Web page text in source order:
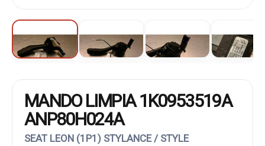
MANDO LIMPIA 1K0953519A
ANP80H024A
SEAT LEON (1P1) STYLANCE / STYLE